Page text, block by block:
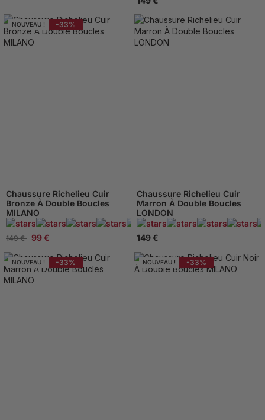
NOUVEAU ! -33%
Chaussure Richelieu Cuir
Bronze À Double Boucles
MILANO
149 € 99 €
95 Avis
Chaussure Richelieu Cuir
Marron À Double Boucles
LONDON
149 €
NOUVEAU ! -33% NOUVEAU ! -33%